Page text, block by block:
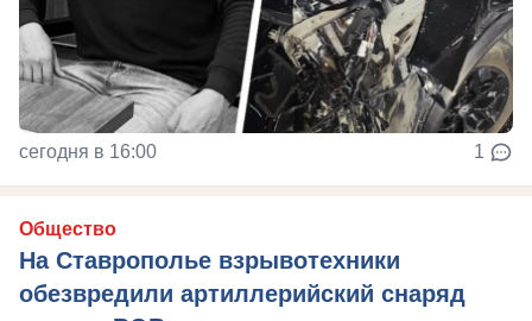
сегодня в 16:00 1
Общество
На Ставрополье взрывотехники
обезвредили артиллерийский снаряд